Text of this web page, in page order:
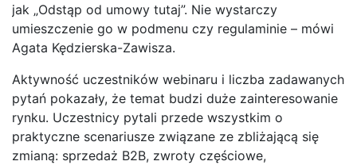
jak „Odstąp od umowy tutaj”. Nie wystarczy
umieszczenie go w podmenu czy regulaminie – mówi
Agata Kędzierska-Zawisza.
Aktywność uczestników webinaru i liczba zadawanych
pytań pokazały, że temat budzi duże zainteresowanie
rynku. Uczestnicy pytali przede wszystkim o
praktyczne scenariusze związane ze zbliżającą się
zmianą: sprzedaż B2B, zwroty częściowe,